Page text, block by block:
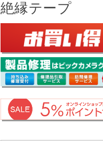
絶縁テープ